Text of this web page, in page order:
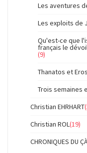
Les aventures
Les exploits de
Qu'est-ce que
français le
(9)
Thanatos et Eros
Trois semaines
Christian EHRHART
Christian ROL (19)
CHRONIQUES DU